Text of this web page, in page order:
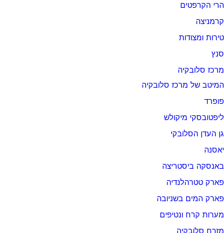
הרי הקרפטים
קרמניצה
טירות ומצודות
סנץ
מרכז סלובקיה
המיטב של מרכז סלובקיה
פופרד
ליפטובסקי מיקולש
גן העדן הסלובקי
יאסנה
באנסקה ביסטריצה
פארק טטרהלנדיה
פארק המים בשניובה
מערות קרח ונטיפים
מזרח סלובקיה